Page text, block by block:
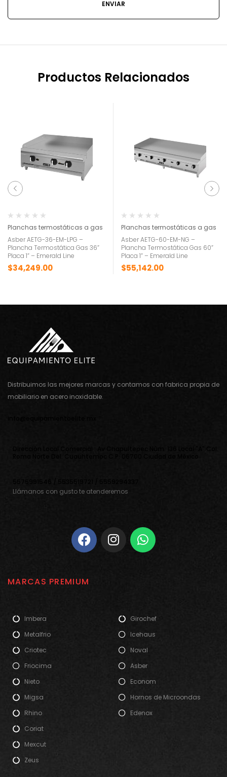
Productos Relacionados
Planchas termostáticas a gas
Asber AETG-36-EM-LPG –
Plancha Termostática Gas 36”
Placa 1” – Emerald Line
$34,249.00
Planchas termostáticas a gas
Asber AETG-60-EM-NG –
Plancha Termostática Gas 60”
Placa 1” – Emerald Line
$55,142.00
Distribuimos las mejores marcas y contamos con fabrica propia de
mobiliario en acero inoxidable.
Llámanos con gusto te atenderemos
MARCAS PREMIUM
Imbera
Metalfrio
Criotec
Friocima
Nieto
Migsa
Rhino
Coriat
Mexcut
Zeus
Girochef
Icehaus
Noval
Asber
Econom
Hornos de Microondas
Edenox